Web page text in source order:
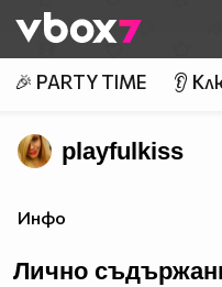
👾
🎉 PARTY TIME 👂
playfulkiss
Инфо
Лично